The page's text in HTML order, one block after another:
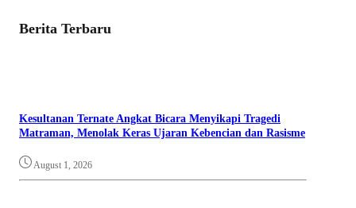
Berita Terbaru
Kesultanan Ternate Angkat Bicara Menyikapi Tragedi
Matraman, Menolak Keras Ujaran Kebencian dan Rasisme
August 1, 2026